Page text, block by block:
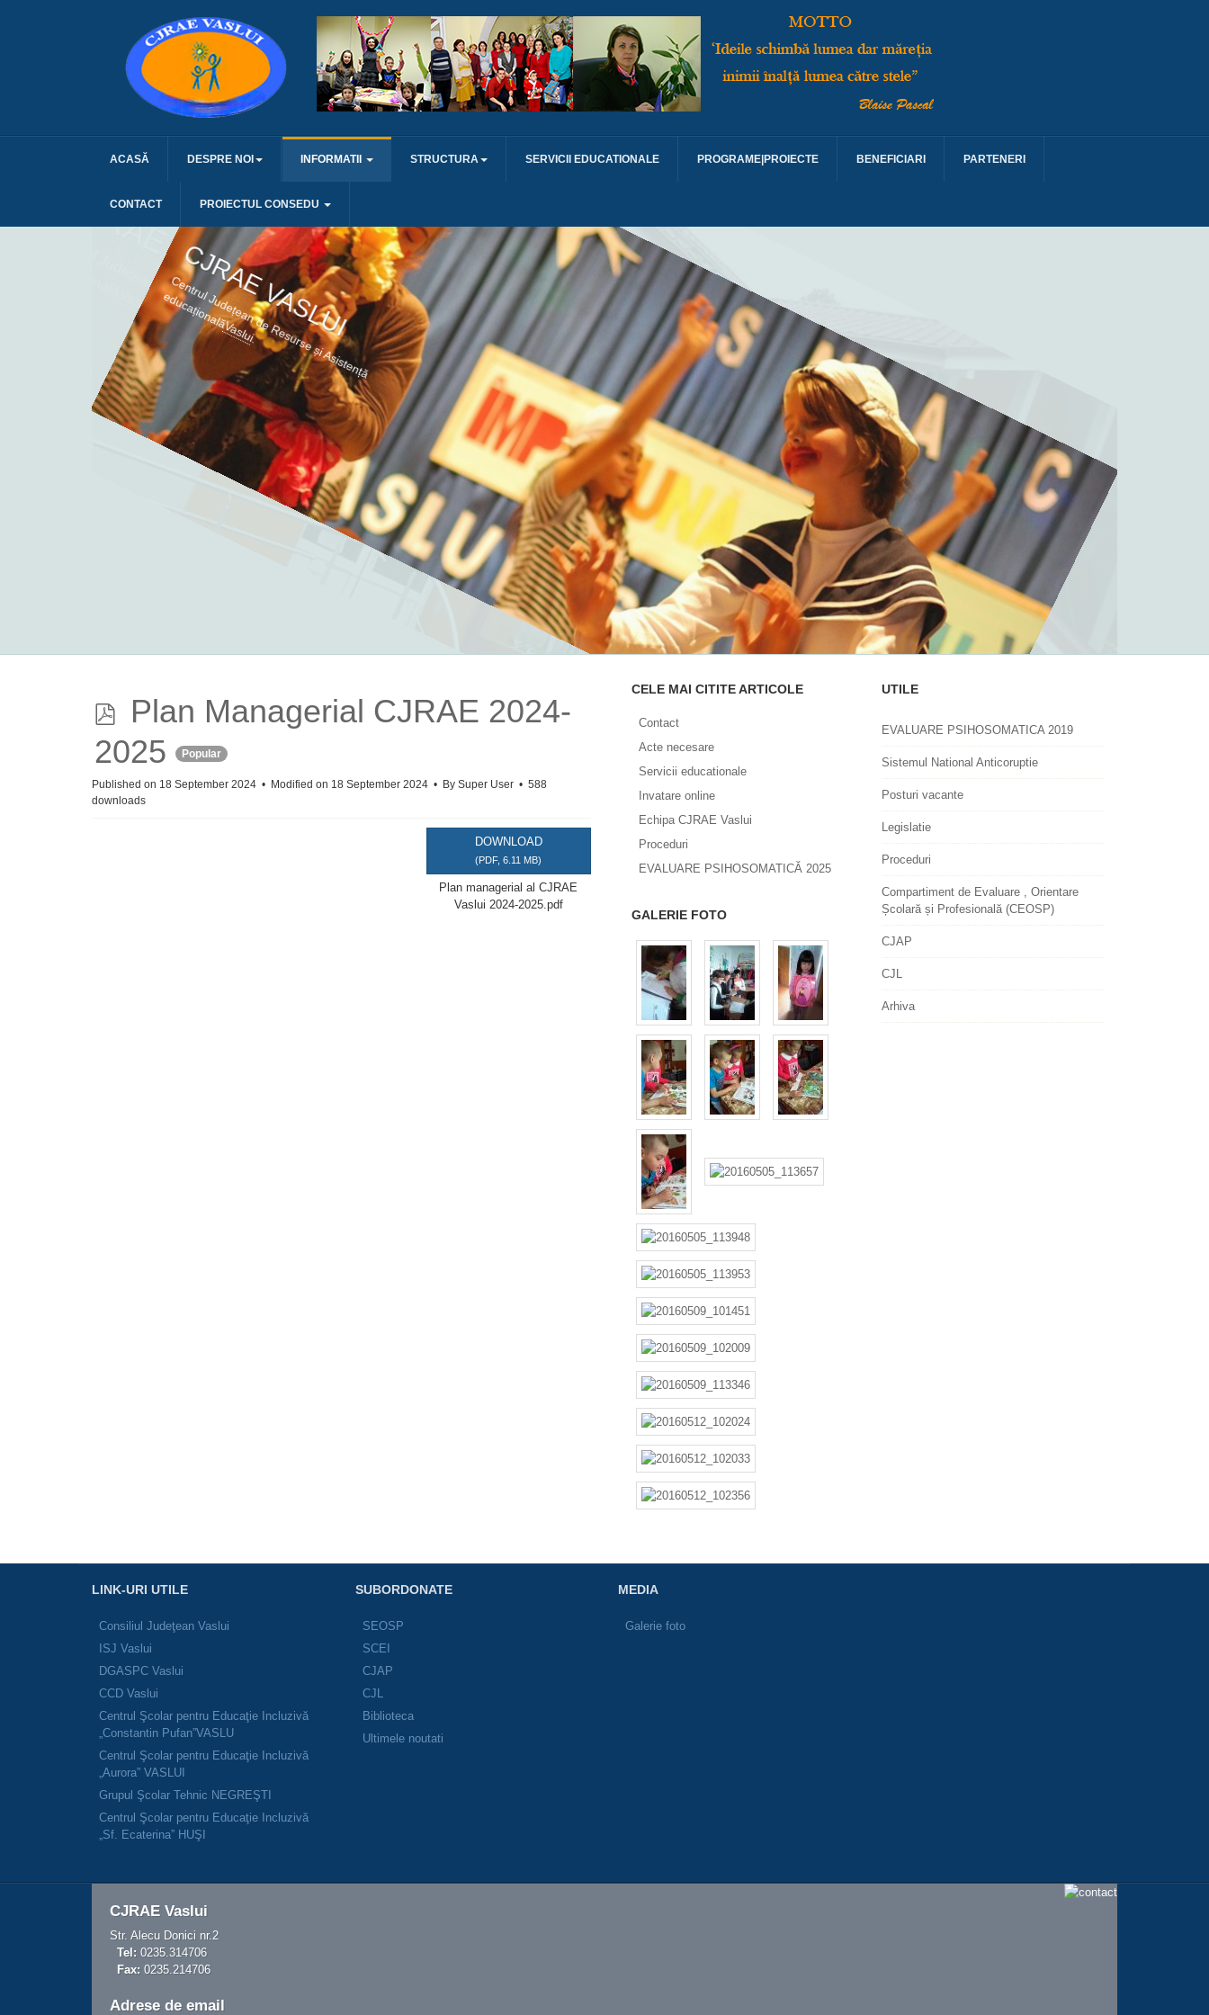
ACASĂ DESPRE NOI INFORMATII STRUCTURA SERVICII EDUCATIONALE PROGRAME|PROIECTE BENEFICIARI PARTENERI
CONTACT PROIECTUL CONSEDU
CJRAE VASLUI
Centrul Județean de Resurse și Asistență
p
d
f
Plan Managerial CJRAE 2024-
2025
Popular
Published on 18 September 2024 Modified on 18 September 2024 By Super User
588
downloads
DOWNLOAD
(PDF,6.11 MB)
Plan managerial al CJRAE
Vaslui 2024-2025.pdf
CELE MAI CITITE ARTICOLE
Contact
Acte necesare
Servicii educationale
Invatare online
Echipa CJRAE Vaslui
Proceduri
EVALUARE PSIHOSOMATICĂ 2025
GALERIE FOTO
UTILE
EVALUARE PSIHOSOMATICA 2019
Sistemul National Anticoruptie
Posturi vacante
Legislatie
Proceduri
Compartiment de Evaluare , Orientare
Școlară și Profesională (CEOSP)
CJAP
CJL
Arhiva
LINK-URI UTILE
Consiliul Judeţean Vaslui
ISJ Vaslui
DGASPC Vaslui
CCD Vaslui
Centrul Şcolar pentru Educaţie Incluzivă
„Constantin Pufan”VASLU
Centrul Şcolar pentru Educaţie Incluzivă
„Aurora” VASLUI
Grupul Şcolar Tehnic NEGREŞTI
Centrul Şcolar pentru Educaţie Incluzivă
„Sf. Ecaterina” HUŞI
SUBORDONATE
SEOSP
SCEI
CJAP
CJL
Biblioteca
Ultimele noutati
MEDIA
Galerie foto
CJRAE Vaslui
Str. Alecu Donici nr.2
Tel: 0235.314706
Fax: 0235.214706
Adrese de email